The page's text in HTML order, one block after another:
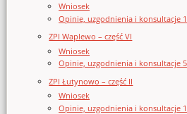
Wniosek
Opinie, uzgodnienia i konsultacje
ZPI Waplewo – część VI
Wniosek
Opinie, uzgodnienia i konsultacje
ZPI Łutynowo – część II
Wniosek
Opinie, uzgodnienia i konsultacje